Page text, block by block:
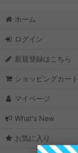
同梱商品 (全商品)
同梱商品
ホーム
ログイン
新規登録はこちら
ショッピングカート
マイページ
What's New
お気に入り